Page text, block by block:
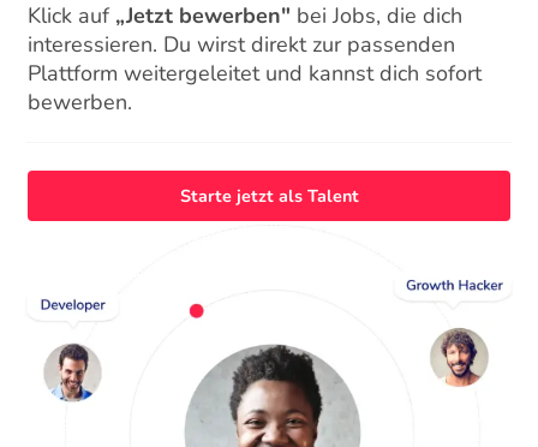
Klick auf „Jetzt bewerben" bei Jobs, die dich
interessieren. Du wirst direkt zur passenden
Plattform weitergeleitet und kannst dich sofort
bewerben.
Starte jetzt als Talent